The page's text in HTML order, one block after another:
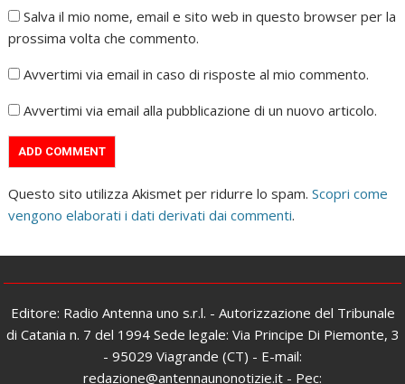
Salva il mio nome, email e sito web in questo browser per la
prossima volta che commento.
Avvertimi via email in caso di risposte al mio commento.
Avvertimi via email alla pubblicazione di un nuovo articolo.
Questo sito utilizza Akismet per ridurre lo spam.Scopri come
vengono elaborati i dati derivati dai commenti.
Editore: Radio Antenna uno s.r.l. - Autorizzazione del Tribunale
di Catania n. 7 del 1994 Sede legale: Via Principe Di Piemonte, 3
- 95029 Viagrande (CT) - E-mail:
redazione@antennaunonotizie.it - Pec: